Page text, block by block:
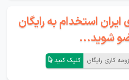
ایران استخدام به رایگان
شوید...
کاری رایگان کلیک کنید